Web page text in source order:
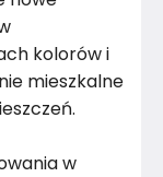
kolorów i
mieszkalne
w